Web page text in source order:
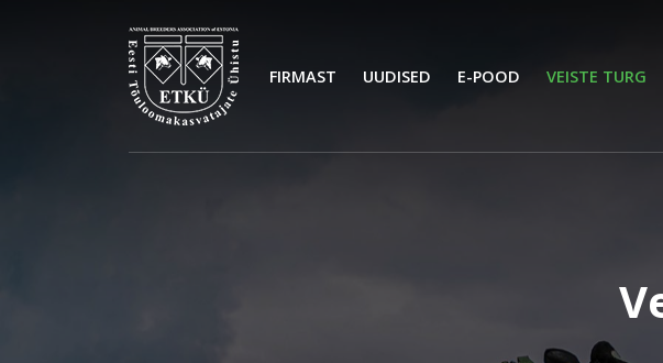
FIRMAST UUDISED E-POOD VEISTE TURG